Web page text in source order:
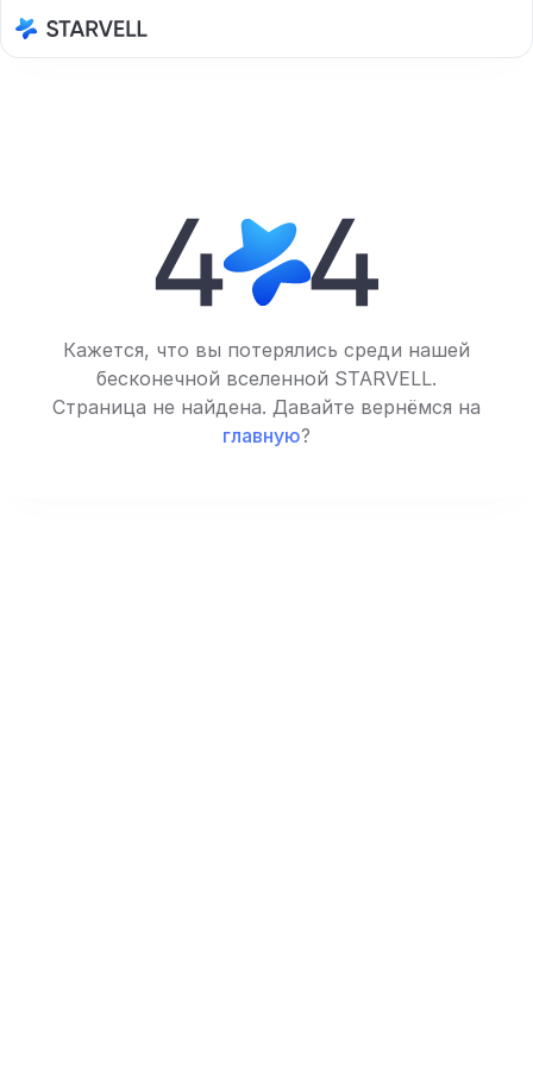
Кажется, что вы потерялись среди нашей
бесконечной вселенной STARVELL.
Страница не найдена. Давайте вернёмся на
главную?